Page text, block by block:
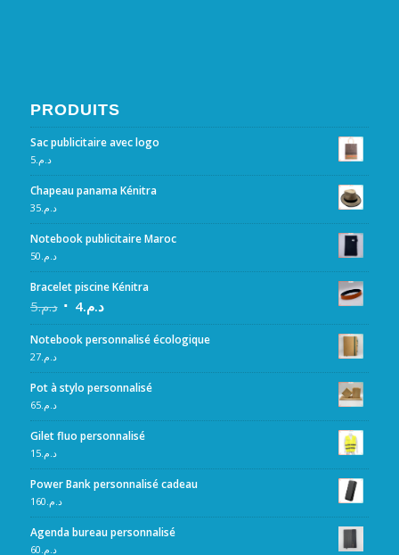
PRODUITS
Sac publicitaire avec logo
د.م.5
Chapeau panama Kénitra
د.م.35
Notebook publicitaire Maroc
د.م.50
Bracelet piscine Kénitra
د.م.5 د.م.4
Notebook personnalisé écologique
د.م.27
Pot à stylo personnalisé
د.م.65
Gilet fluo personnalisé
د.م.15
Power Bank personnalisé cadeau
د.م.160
Agenda bureau personnalisé
د.م.60